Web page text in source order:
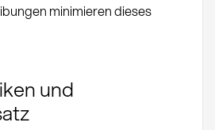
minimieren dieses
und